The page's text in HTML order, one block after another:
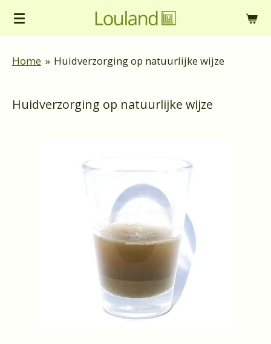
Ga
de
Home » Huidverzorging op natuurlijke wijze
Huidverzorging op natuurlijke wijze